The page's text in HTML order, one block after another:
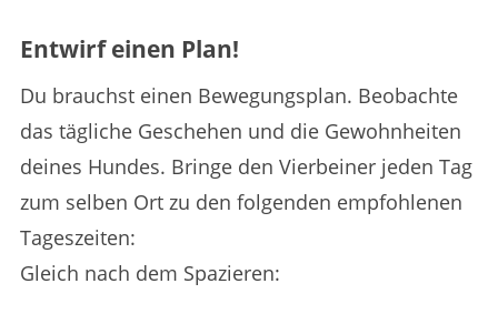
Entwirf einen Plan!
Du brauchst einen Bewegungsplan. Beobachte
das tägliche Geschehen und die Gewohnheiten
deines Hundes. Bringe den Vierbeiner jeden Tag
zum selben Ort zu den folgenden empfohlenen
Tageszeiten:
Gleich nach dem Spazieren: